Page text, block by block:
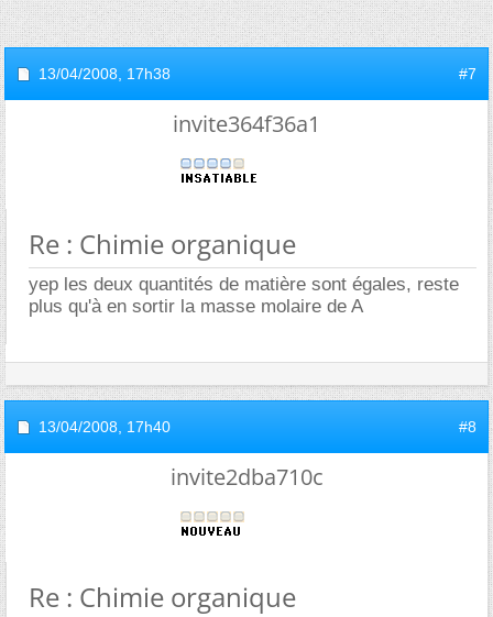
13/04/2008, 17h38 #7
invite364f36a1
Re : Chimie organique
yep les deux quantités de matière sont égales, reste
plus qu'à en sortir la masse molaire de A
13/04/2008, 17h40 #8
invite2dba710c
Re : Chimie organique